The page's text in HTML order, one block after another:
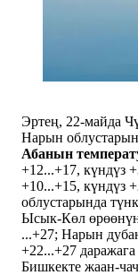
Эртең, 22-майда
Нарын
Абанын
+12...+17, күндүз
+10...+15, күндүз
облустарында
Ысык-Көл
...+27; Нарын
+22...+27
Бишкекте жаан-